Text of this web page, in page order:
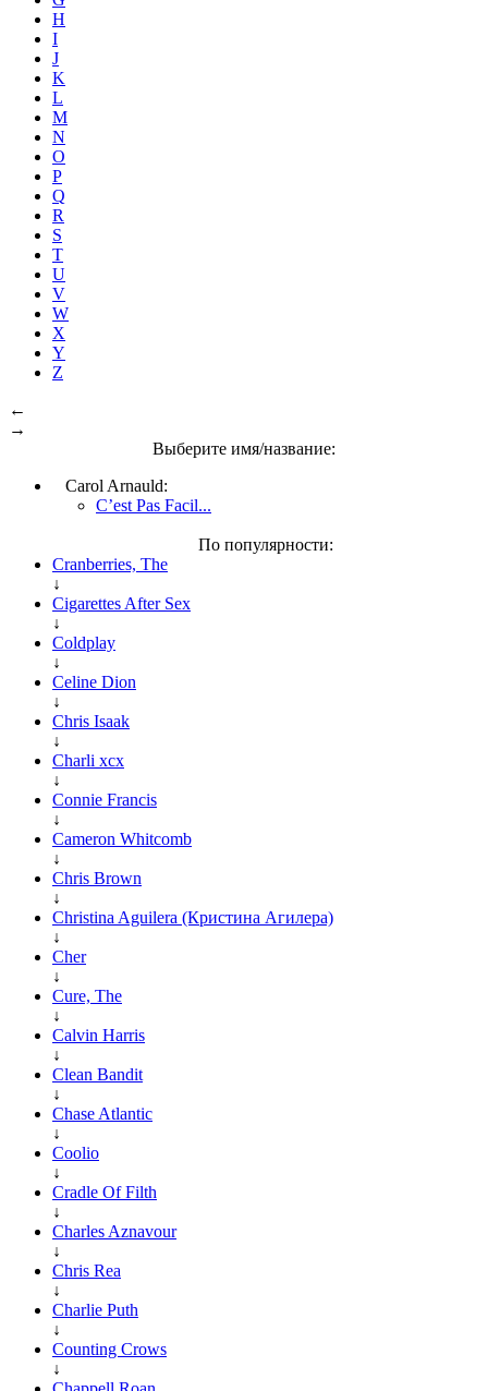
H
I
J
K
L
M
N
O
P
Q
R
S
T
U
V
W
X
Y
Z
←
→
Выберите имя/название:
Carol Arnauld:
C’est Pas Facil...
По популярности:
Cranberries, The
↓
Cigarettes After Sex
↓
Coldplay
↓
Celine Dion
↓
Chris Isaak
↓
Charli xcx
↓
Connie Francis
↓
Cameron Whitcomb
↓
Chris Brown
↓
Christina Aguilera (Кристина Агилера)
↓
Cher
↓
Cure, The
↓
Calvin Harris
↓
Clean Bandit
↓
Chase Atlantic
↓
Coolio
↓
Cradle Of Filth
↓
Charles Aznavour
↓
Chris Rea
↓
Charlie Puth
↓
Counting Crows
↓